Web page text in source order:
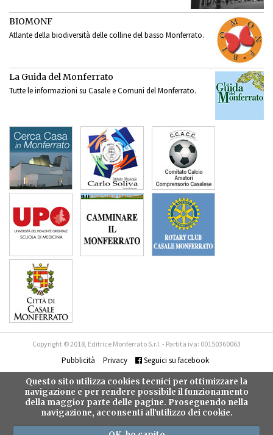
BIOMONF
Atlante della biodiversità delle colline del basso Monferrato.
La Guida del Monferrato
Tutte le informazioni su Casale e Comuni del Monferrato.
Copyright © 2018, Editrice Monferrato S.r.l. - Partita iva: 00150360063
Pubblicità Privacy Seguici su facebook
Questo sito utilizza cookies tecnici per ottimizzare la
navigazione e per rendere possibile il funzionamento
della maggior parte delle pagine. Proseguendo nella
navigazione, acconsenti all'utilizzo dei cookie.